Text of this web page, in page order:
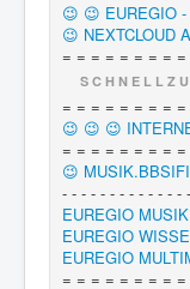
😉 😉 EUREGIO
😉 NEXTCLOUD
= = = = = = = =
S C H N E L L Z
= = = = = = = =
😉 😉 😉
= = = = = = = =
😉
- - - - - - - - - - - - -
EUREGIO
EUREGIO
EUREGIO
= = = = = = = =